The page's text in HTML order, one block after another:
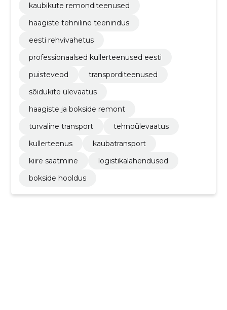
kaubikute remonditeenused
haagiste tehniline teenindus
eesti rehvivahetus
professionaalsed kullerteenused eesti
puisteveod
transporditeenused
sõidukite ülevaatus
haagiste ja bokside remont
turvaline transport
tehnoülevaatus
kullerteenus
kaubatransport
kiire saatmine
logistikalahendused
bokside hooldus